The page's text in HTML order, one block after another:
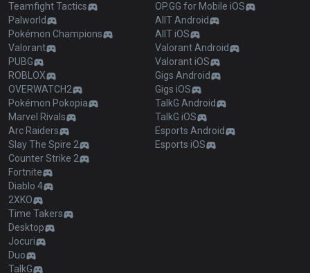
Teamfight Tactics
Palworld
Pokémon Champions
Valorant
PUBG
ROBLOX
OVERWATCH2
Pokémon Pokopia
Marvel Rivals
Arc Raiders
Slay The Spire 2
Counter Strike 2
Fortnite
Diablo 4
2XKO
Time Takers
Desktop
Jocuri
Duo
TalkG
OP.GG for Mobile iOS
AllT Android
AllT iOS
Valorant Android
Valorant iOS
Gigs Android
Gigs iOS
TalkG Android
TalkG iOS
Esports Android
Esports iOS